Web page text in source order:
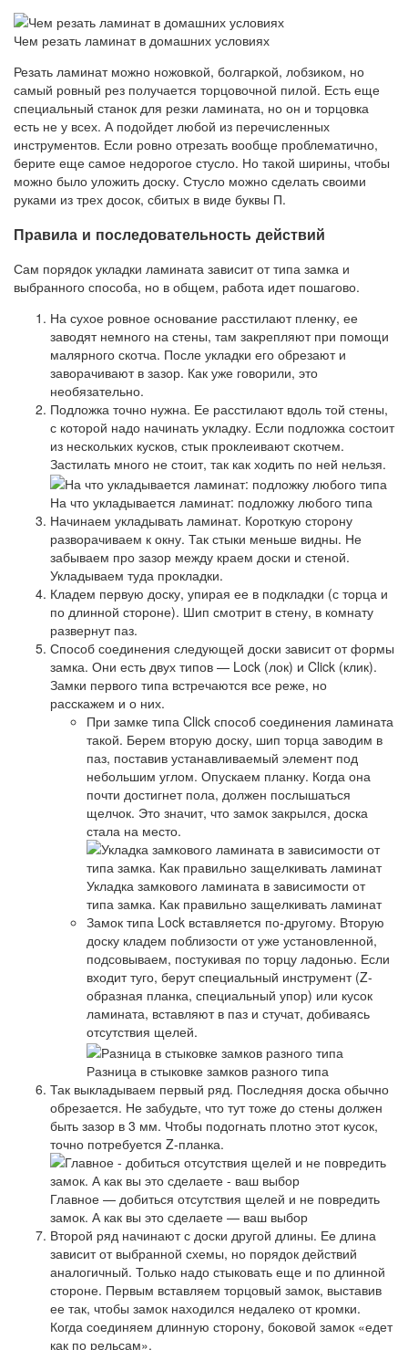
Чем резать ламинат в домашних условиях
Резать ламинат можно ножовкой, болгаркой, лобзиком, но
самый ровный рез получается торцовочной пилой. Есть еще
специальный станок для резки ламината, но он и торцовка
есть не у всех. А подойдет любой из перечисленных
инструментов. Если ровно отрезать вообще проблематично,
берите еще самое недорогое стусло. Но такой ширины, чтобы
можно было уложить доску. Стусло можно сделать своими
руками из трех досок, сбитых в виде буквы П.
Правила и последовательность действий
Сам порядок укладки ламината зависит от типа замка и
выбранного способа, но в общем, работа идет пошагово.
На сухое ровное основание расстилают пленку, ее
заводят немного на стены, там закрепляют при помощи
малярного скотча. После укладки его обрезают и
заворачивают в зазор. Как уже говорили, это
необязательно.
Подложка точно нужна. Ее расстилают вдоль той стены,
с которой надо начинать укладку. Если подложка состоит
из нескольких кусков, стык проклеивают скотчем.
Застилать много не стоит, так как ходить по ней нельзя.
На что укладывается ламинат: подложку любого типа
Начинаем укладывать ламинат. Короткую сторону
разворачиваем к окну. Так стыки меньше видны. Не
забываем про зазор между краем доски и стеной.
Укладываем туда прокладки.
Кладем первую доску, упирая ее в подкладки (с торца и
по длинной стороне). Шип смотрит в стену, в комнату
развернут паз.
Способ соединения следующей доски зависит от формы
замка. Они есть двух типов — Lock (лок) и Click (клик).
Замки первого типа встречаются все реже, но
расскажем и о них.
При замке типа Click способ соединения ламината
такой. Берем вторую доску, шип торца заводим в
паз, поставив устанавливаемый элемент под
небольшим углом. Опускаем планку. Когда она
почти достигнет пола, должен послышаться
щелчок. Это значит, что замок закрылся, доска
стала на место.
Укладка замкового ламината в зависимости от
типа замка. Как правильно защелкивать ламинат
Замок типа Lock вставляется по-другому. Вторую
доску кладем поблизости от уже установленной,
подсовываем, постукивая по торцу ладонью. Если
входит туго, берут специальный инструмент (Z-
образная планка, специальный упор) или кусок
ламината, вставляют в паз и стучат, добиваясь
отсутствия щелей.
Разница в стыковке замков разного типа
Так выкладываем первый ряд. Последняя доска обычно
обрезается. Не забудьте, что тут тоже до стены должен
быть зазор в 3 мм. Чтобы подогнать плотно этот кусок,
точно потребуется Z-планка.
Главное — добиться отсутствия щелей и не повредить
замок. А как вы это сделаете — ваш выбор
Второй ряд начинают с доски другой длины. Ее длина
зависит от выбранной схемы, но порядок действий
аналогичный. Только надо стыковать еще и по длинной
стороне. Первым вставляем торцовый замок, выставив
ее так, чтобы замок находился недалеко от кромки.
Когда соединяем длинную сторону, боковой замок «едет
как по рельсам».